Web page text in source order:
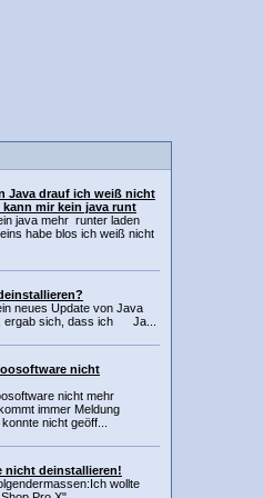
Java drauf ich weiß nicht
mir kein java runt
java mehr runter laden
habe blos ich weiß nicht
neues Update von Java
ergab sich, dass ich Ja...
nicht
nicht mehr
immer Meldung
konnte nicht geöff...
nicht deinstallieren!
wollte